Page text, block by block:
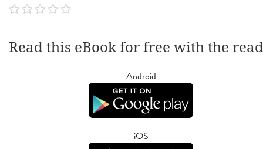
Read this eBook for free with the
Android
iOS